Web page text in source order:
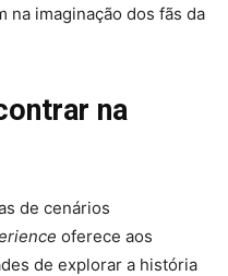
na imaginação dos fãs da
na
de cenários
oferece aos
de explorar a história